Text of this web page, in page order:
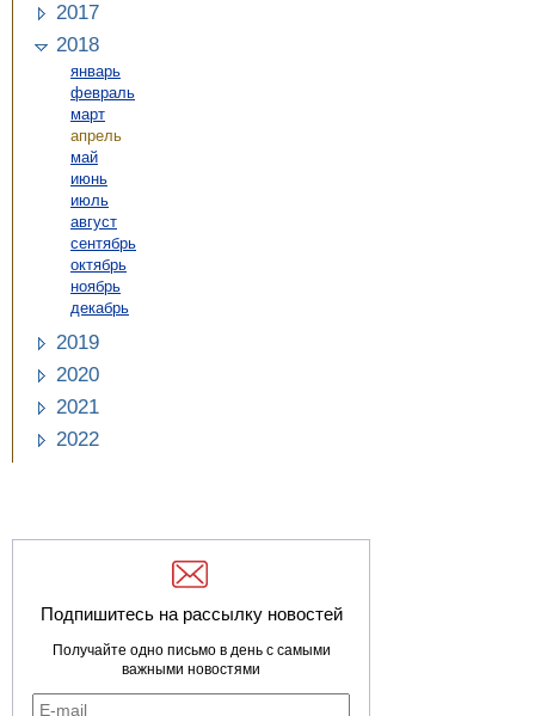
2017
2018
январь
февраль
март
апрель
май
июнь
июль
август
сентябрь
октябрь
ноябрь
декабрь
2019
2020
2021
2022
Подпишитесь на рассылку новостей
Получайте одно письмо в день с самыми
важными новостями